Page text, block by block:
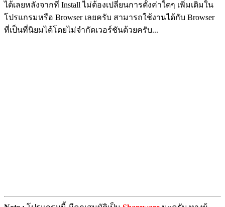
ได้เลยหลังจากที่ Install ไม่ต้องเปลี่ยนการตั้งค่าใดๆ เพิ่มเติมใน
โปรแกรมหรือ Browser เลยครับ สามารถใช้งานได้กับ Browser
ที่เป็นที่นิยมได้โดยไม่จำกัดเวอร์ชันด้วยครับ...